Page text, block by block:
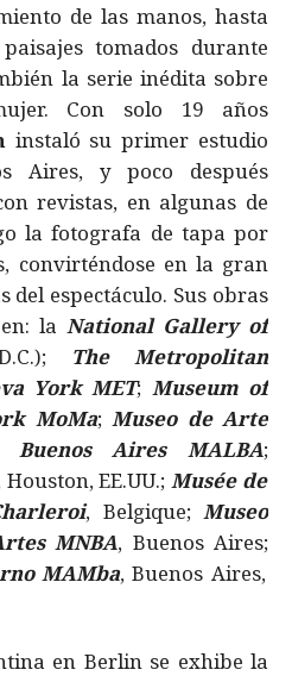
de las manos, hasta
tomados durante
la serie inédita sobre
Con solo 19 años
instaló su primer estudio
Aires, y poco después
revistas, en algunas de
la fotografa de tapa por
convirténdose en la gran
espectáculo. Sus obras
la National Gallery of
The Metropolitan
York MET; Museum of
MoMa;Museo de Arte
Buenos Aires MALBA;
Houston, EE.UU.;Musée de
, Belgique;Museo
MNBA, Buenos Aires;
MAMba, Buenos Aires,
en Berlin se exhibe la